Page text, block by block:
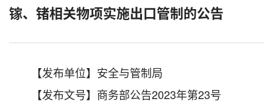
镓、锗相关物项实施出口管制的公告
【发布单位】安全与管制局
【发布文号】商务部公告2023年第23号